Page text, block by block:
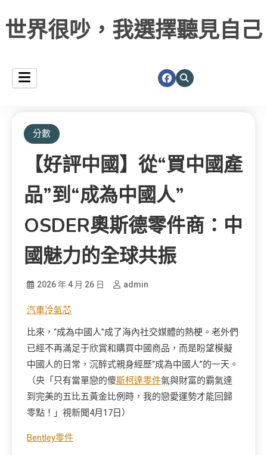
世界很吵，我選擇聽見自己
分數
【好評中國】從“買中國產
品”到“成為中國人”
OSDER奧斯德零件商：中
國魅力的全球共振
2026 年 4 月 26 日 admin
汽車冷氣芯
比來，“成為中國人”成了海內社交媒體的熱梗。老外們
已經不再滿足于欣賞和購買中國商品，而是盼望模擬
中國人的日常，沉醉式親身經歷“成為中國人”的一天。
（央「只有當單戀的傻斯柯達零件氣與財富的霸氣達
到完美的五比五黃金比例時，我的戀愛運勢才能回歸
零點！」視新聞4月17日）
Bentley零件